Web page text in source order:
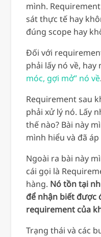
mình.
sát thực tế hay
đúng scope hay
Đối với
phải lấy nó về, hay
móc, gợi mở” nó về.
Requirement sau
phải xử lý nó. Lấy
thế nào? Bài này
mình hiểu và đã
Ngoài ra bài này
cái gọi là
hàng. Nó tồn tại
để nhận biết được
requirement của
Trạng thái và các